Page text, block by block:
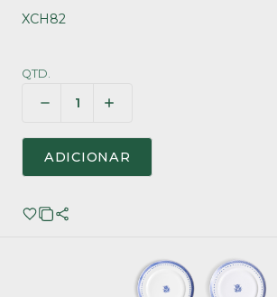
XCH82
QTD.
ADICIONAR